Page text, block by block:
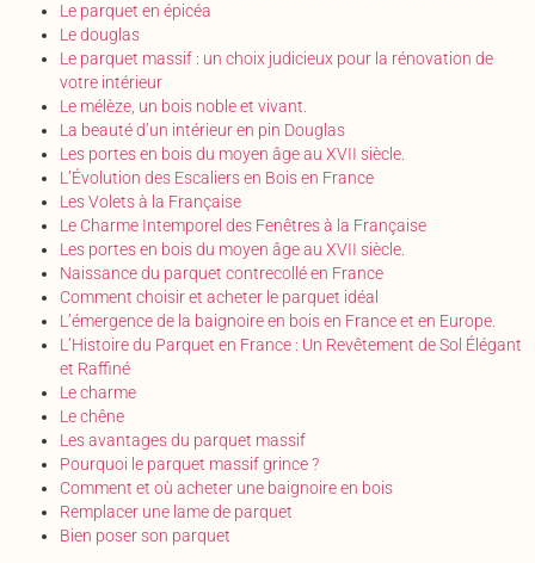
Le parquet en épicéa
Le douglas
Le parquet massif : un choix judicieux pour la rénovation de
votre intérieur
Le mélèze, un bois noble et vivant.
La beauté d’un intérieur en pin Douglas
Les portes en bois du moyen âge au XVII siècle.
L’Évolution des Escaliers en Bois en France
Les Volets à la Française
Le Charme Intemporel des Fenêtres à la Française
Les portes en bois du moyen âge au XVII siècle.
Naissance du parquet contrecollé en France
Comment choisir et acheter le parquet idéal
L’émergence de la baignoire en bois en France et en Europe.
L’Histoire du Parquet en France : Un Revêtement de Sol Élégant
et Raffiné
Le charme
Le chêne
Les avantages du parquet massif
Pourquoi le parquet massif grince ?
Comment et où acheter une baignoire en bois
Remplacer une lame de parquet
Bien poser son parquet